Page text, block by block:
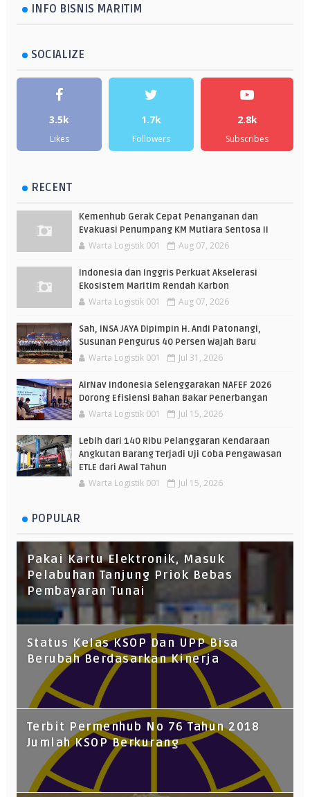
INFO BISNIS MARITIM
SOCIALIZE
3.5k
Likes
1.7k
Followers
2.8k
Subscribes
RECENT
Kemenhub Gerak Cepat Penanganan dan
Evakuasi Penumpang KM Mutiara Sentosa II
Warta Logistik 001 Aug 07, 2026
Indonesia dan Inggris Perkuat Akselerasi
Ekosistem Maritim Rendah Karbon
Warta Logistik 001 Aug 07, 2026
Sah, INSA JAYA Dipimpin H. Andi Patonangi,
Susunan Pengurus 40 Persen Wajah Baru
Warta Logistik 001 Jul 31, 2026
AirNav Indonesia Selenggarakan NAFEF 2026
Dorong Efisiensi Bahan Bakar Penerbangan
Warta Logistik 001 Jul 15, 2026
Lebih dari 140 Ribu Pelanggaran Kendaraan
Angkutan Barang Terjadi Uji Coba Pengawasan
ETLE dari Awal Tahun
Warta Logistik 001 Jul 15, 2026
POPULAR
Pakai Kartu Elektronik, Masuk
Pelabuhan Tanjung Priok Bebas
Pembayaran Tunai
Status Kelas KSOP Dan UPP Bisa
Berubah Berdasarkan Kinerja
Terbit Permenhub No 76 Tahun 2018
Jumlah KSOP Berkurang